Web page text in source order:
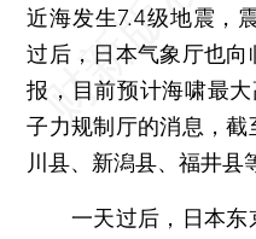
近海发生7.4级地震，
过后，日本气象厅也
报，目前预计海啸最
子力规制厅的消息，
川县、新潟县、福井县
一天过后，日本东